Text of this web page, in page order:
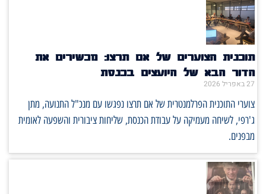
תוכנית הצוערים של אם תרצו: מכשירים את
הדור הבא של היועצים בכנסת
27 באפריל 2026
צוערי התוכנית הפרלמנטרית של אם תרצו נפגשו עם מנכ"ל התנועה, מתן
ג'רפי, לשיחה מעמיקה על עבודת הכנסת, שליחות ציבורית והשפעה לאומית
מבפנים.